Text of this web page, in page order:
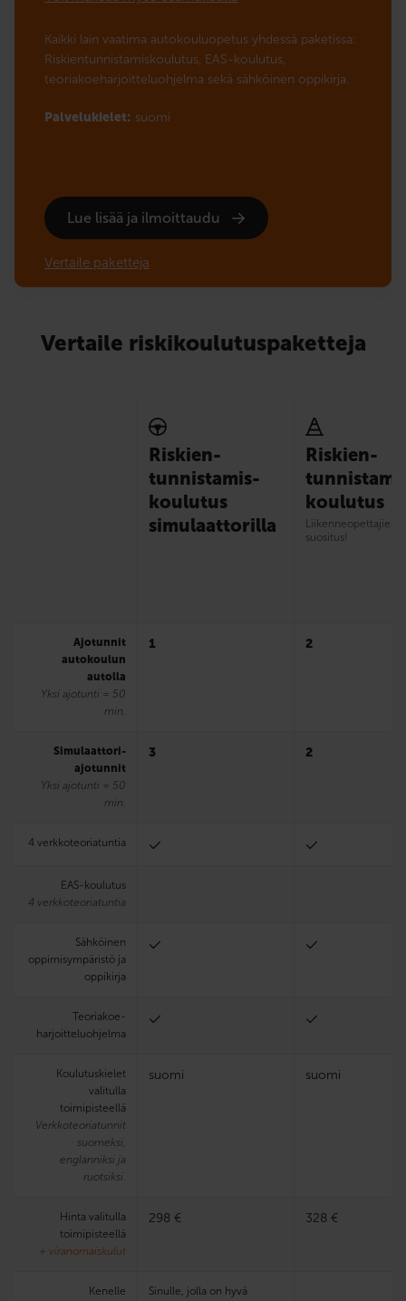
Kaikki lain vaatima autokouluopetus yhdessä paketissa:
Riskientunnistamiskoulutus, EAS-koulutus,
teoriakoeharjoitteluohjelma sekä sähköinen oppikirja.
Palvelukielet: suomi
Lue lisää ja ilmoittaudu
Vertaile paketteja
Vertaile riskikoulutuspaketteja
Riskien­
tunnistamis­
koulutus
simulaattorilla
Riskien­
koulutus
suositus!
Ajotunnit
autokoulun
autolla
Yksi ajotunti = 50
min.
1 2
Simulaattori­
ajotunnit
Yksi ajotunti = 50
min.
3 2
4 verkkoteoriatuntia
EAS-koulutus
4 verkkoteoriatuntia
Sähköinen
oppimisympäristö ja
oppikirja
Teoria­koe­
harjoittelu­ohjelma
Koulutuskielet
valitulla
toimipisteellä
Verkkoteoriatunnit
suomeksi,
englanniksi ja
ruotsiksi.
suomi suomi
Hinta valitulla
toimipisteellä
+ viranomaiskulut
298 € 328 €
Kenelle
Sinulle, jolla on hyvä